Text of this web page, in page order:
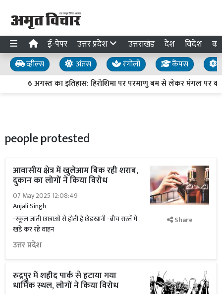
ई-पेपर उत्तर प्रदेश उत्तराखंड देश विदेश
व्हील्स अंतस रंगोली कैंपस
6 अगस्त का इतिहास: हिरोशिमा पर परमाणु बम से लेकर मंगल पर
people protested
आवासीय क्षेत्र में खुलेआम बिक रही शराब,
दुकान का लोगों ने किया विरोध
07 May 2025 12:08:49
Anjali Singh
-स्कूल जाती छात्राओं से होती है छेड़खानी -बीच रास्तें में
खड़े कर रहे वाहन
उत्तर प्रदेश
Share
रुद्रपुर में शहीद पार्क से हटाया गया
धार्मिक स्थल, लोगों ने किया विरोध